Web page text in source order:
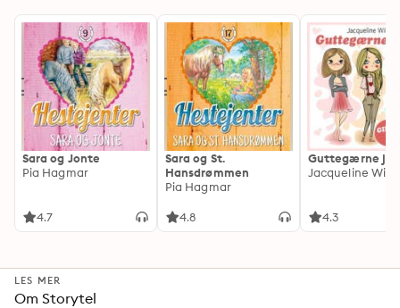
Sara og Jonte
Pia Hagmar
4.7
Sara og St.
Hansdrømmen
Pia Hagmar
4.8
Guttegærne
Jacqueline
4.3
LES MER
Om Storytel